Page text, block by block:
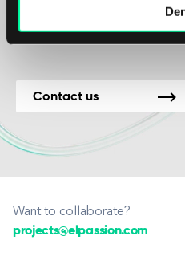
Projekte
Contact us
Want to collaborate?
projects@elpassion.com